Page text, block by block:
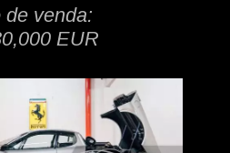
de venda:
EUR